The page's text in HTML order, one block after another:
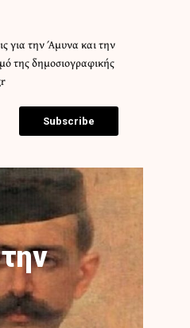
για την Άμυνα και την
της δημοσιογραφικής
Subscribe